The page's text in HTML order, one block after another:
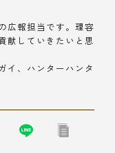
広報担当です。理容
献していきたいと思
イ、ハンターハンタ